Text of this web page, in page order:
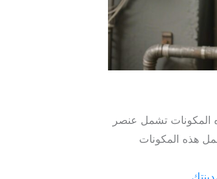
المكونات تشمل عنصر
هذه المكونات